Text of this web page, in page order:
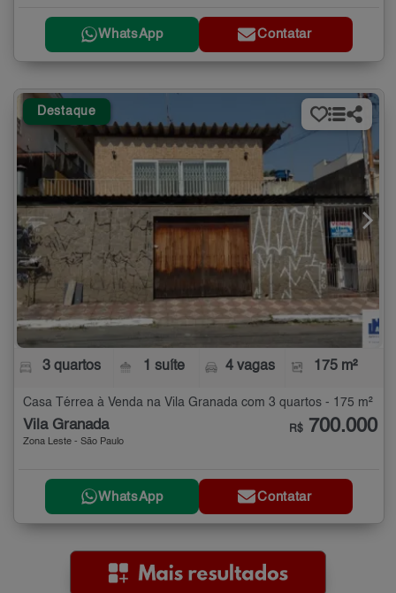
WhatsApp Contatar
Destaque
3 quartos 1 suíte 4 vagas 175 m²
Casa Térrea à Venda na Vila Granada com 3 quartos - 175 m²
Vila Granada
Zona Leste - São Paulo
R$ 700.000
WhatsApp Contatar